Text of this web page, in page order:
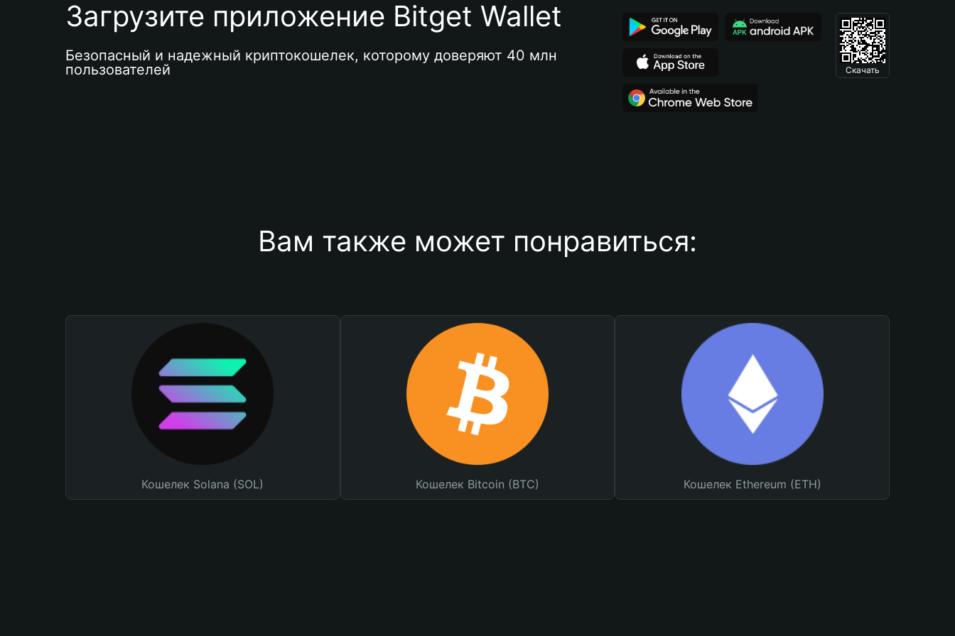
Загрузите приложение Bitget Wallet
Безопасный и надежный криптокошелек, которому доверяют 40 млн
пользователей
Скачать
Вам также может понравиться:
Кошелек Solana (SOL) Кошелек Bitcoin (BTC) Кошелек Ethereum (ETH)